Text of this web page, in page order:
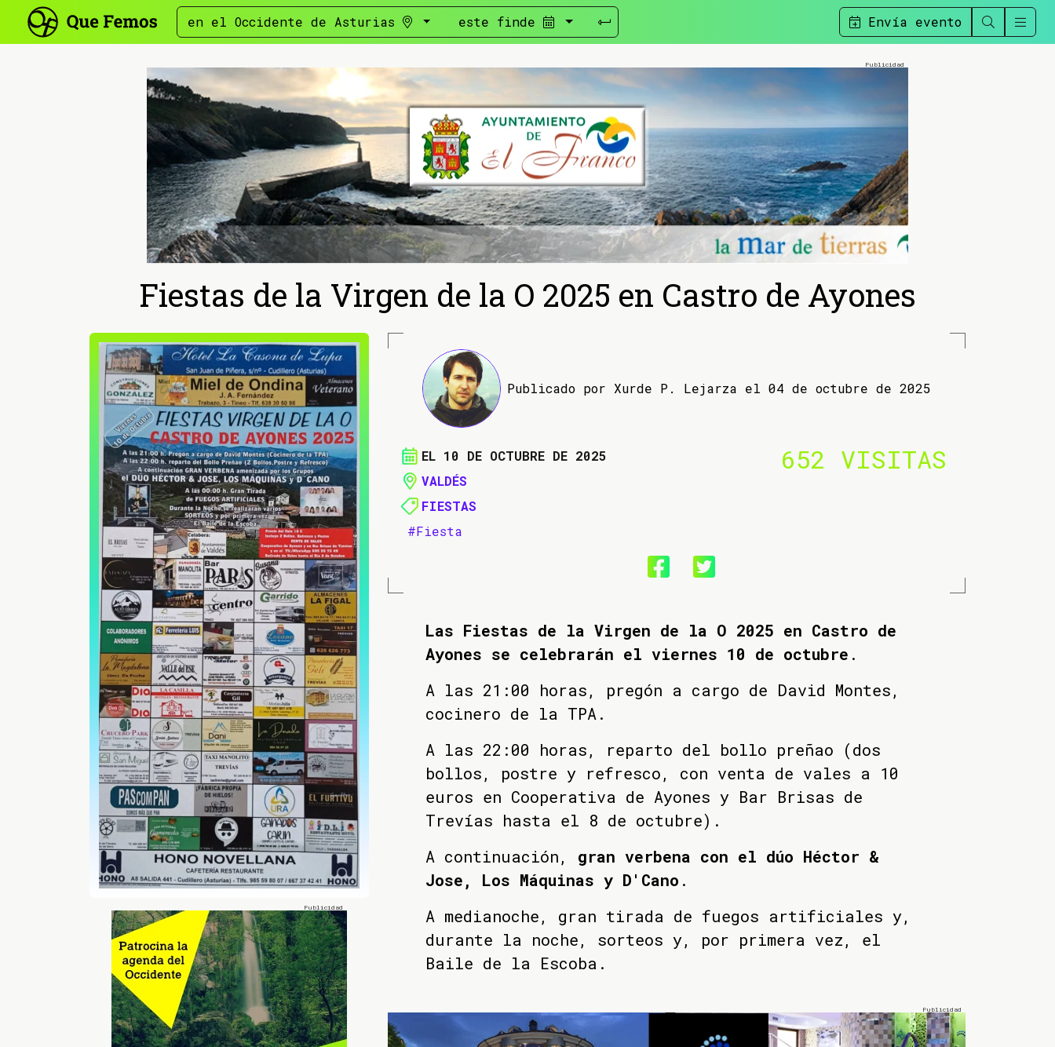
en el Occidente de Asturias este finde Envía evento
Fiestas de la Virgen de la O 2025 en Castro de Ayones
Publicado por Xurde P. Lejarza el 04 de octubre de 2025
EL 10 DE OCTUBRE DE 2025
VALDÉS
FIESTAS
#Fiesta
652 VISITAS
Las Fiestas de la Virgen de la O 2025 en Castro de
Ayones se celebrarán el viernes 10 de octubre .
A las 21:00 horas, pregón a cargo de David Montes,
cocinero de la TPA.
A las 22:00 horas, reparto del bollo preñao (dos
bollos, postre y refresco, con venta de vales a 10
euros en Cooperativa de Ayones y Bar Brisas de
Trevías hasta el 8 de octubre).
A continuación, gran verbena con el dúo Héctor &
Jose, Los Máquinas y D'Cano .
A medianoche, gran tirada de fuegos artificiales y,
durante la noche, sorteos y, por primera vez, el
Baile de la Escoba.